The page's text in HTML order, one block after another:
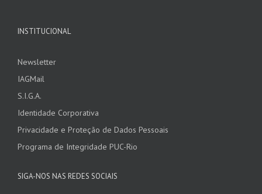
INSTITUCIONAL
Newsletter
IAGMail
S.I.G.A.
Identidade Corporativa
Privacidade e Proteção de Dados Pessoais
Programa de Integridade PUC-Rio
SIGA-NOS NAS REDES SOCIAIS